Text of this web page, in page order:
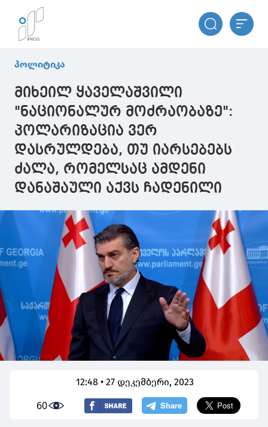
პოლიტიკა
მიხეილ ყაველაშვილი
"ნაციონალურ მოძრაობაზე":
პოლარიზაცია ვერ
დასრულდება, თუ იარსებებს
ძალა, რომელსაც ამდენი
დანაშაული აქვს ჩადენილი
12:48 • 27 დეკემბერი, 2023
60